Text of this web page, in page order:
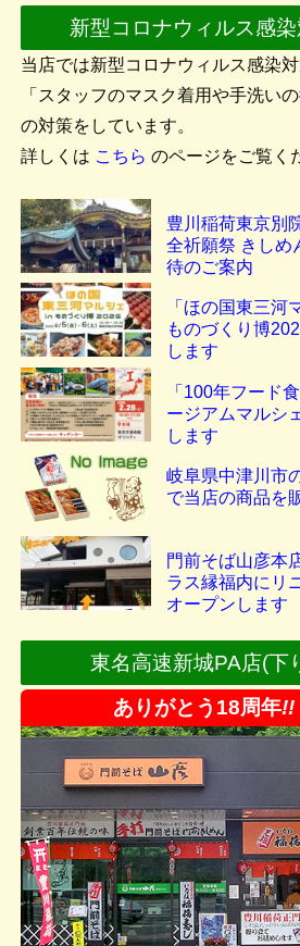
新型コロナウィルス感
当店では新型コロナウィルス感染対
「スタッフのマスク着用や手洗い
の対策をしています。
詳しくは こちら のページをご覧く
豊川稲荷東京
全祈願祭 きしめ
待のご案内
「ほの国東三河
ものづくり博
します
「100年フード
ージアムマルシ
します
岐阜県中津川市
で当店の商品を
門前そば山彦本
ラス縁福内にリ
オープンします
東名高速新城PA店(下
ありがとう18周年!!